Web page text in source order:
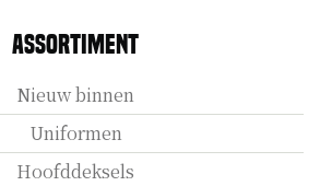
Assortiment
Nieuw binnen
Uniformen
Hoofddeksels